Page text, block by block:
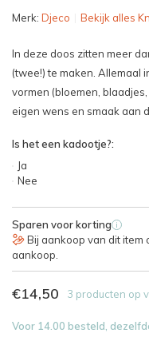
Merk: Djeco Bekijk alles
In deze doos zitten meer
(twee!) te maken. Allemaal
vormen (bloemen,
eigen wens en smaak aan
Is het een kadootje?:
Ja
Nee
Sparen voor korting i
Bij aankoop van dit item
aankoop.
€14,50 3 producten op
Voor 14.00 besteld,